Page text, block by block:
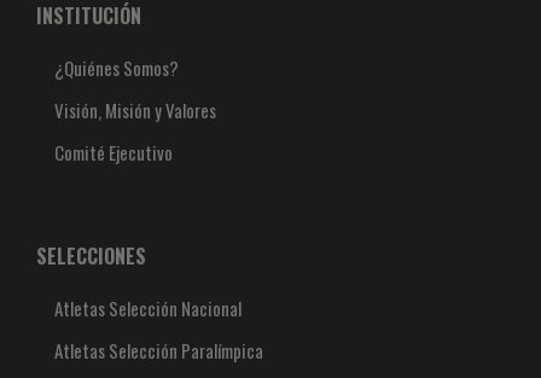
INSTITUCIÓN
¿Quiénes Somos?
Visión, Misión y Valores
Comité Ejecutivo
SELECCIONES
Atletas Selección Nacional
Atletas Selección Paralímpica